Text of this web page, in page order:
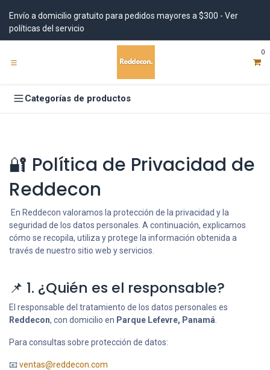
Envío a domicilio gratuito para pedidos mayores a $300 - Ver
políticas del servicio
0
Categorías de productos
🔐 Política de Privacidad de
Reddecon
En Reddecon valoramos la protección de la privacidad y la
seguridad de los datos personales. A continuación, explicamos
cómo se recopila, utiliza y protege la información obtenida a
través de nuestro sitio web y servicios.
📌 1. ¿Quién es el responsable?
El responsable del tratamiento de los datos personales es
Reddecon, con domicilio en Parque Lefevre, Panamá
Para consultas sobre protección de datos:
📧 ventas@reddecon.com